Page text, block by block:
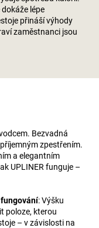
lépe
přináší výhody
zaměstnanci jsou
Bezvadná
zpestřením.
a elegantním
UPLINER funguje –
: Výšku
poloze, kterou
– v závislosti na